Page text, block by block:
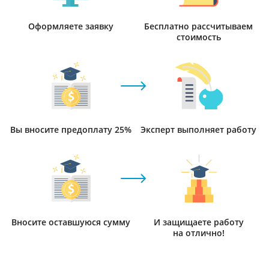
Оформляете заявку
Бесплатно рассчитываем
стоимость
Вы вносите предоплату 25% Эксперт выполняет работу
Вносите оставшуюся сумму
И защищаете работу
на отлично!